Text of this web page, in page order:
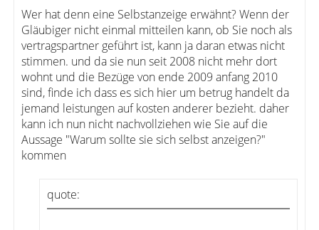
Wer hat denn eine Selbstanzeige erwähnt? Wenn der
Gläubiger nicht einmal mitteilen kann, ob Sie noch als
vertragspartner geführt ist, kann ja daran etwas nicht
stimmen. und da sie nun seit 2008 nicht mehr dort
wohnt und die Bezüge von ende 2009 anfang 2010
sind, finde ich dass es sich hier um betrug handelt da
jemand leistungen auf kosten anderer bezieht. daher
kann ich nun nicht nachvollziehen wie Sie auf die
Aussage "Warum sollte sie sich selbst anzeigen?"
kommen
quote: